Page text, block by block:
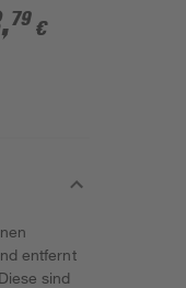
,79 €
entfernt
sind